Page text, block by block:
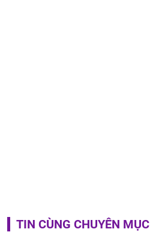
TIN CÙNG CHUYÊN MỤC